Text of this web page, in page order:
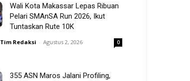
Wali Kota Makassar Lepas Ribuan
Pelari SMAnSA Run 2026, Ikut
Tuntaskan Rute 10K
Tim Redaksi - Agustus 2, 2026 0
355 ASN Maros Jalani Profiling,